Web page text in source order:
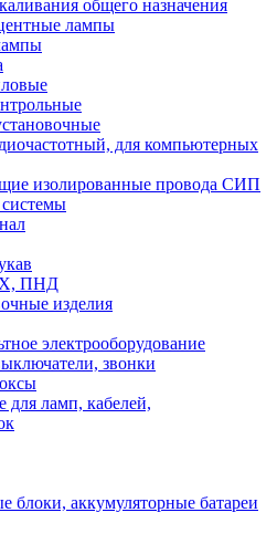
общего назначения
лампы
для компьютерных
изолированные провода СИП
ПНД
изделия
электрооборудование
звонки
ламп, кабелей,
блоки, аккумуляторные батареи